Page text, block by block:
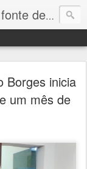
Blog do Prof. Escolástico :: Sua fonte de informação!
Borges inicia
um mês de